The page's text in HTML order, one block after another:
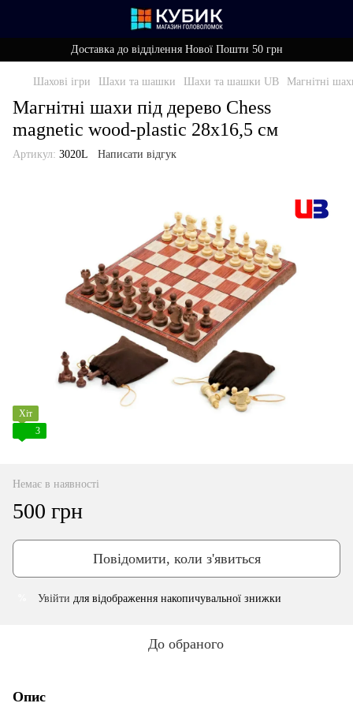
Доставка до відділення Нової Пошти 50 грн
Шахові ігри Шахи та шашки Шахи та шашки UB Магнітні
Магнітні шахи під дерево Chess
magnetic wood-plastic 28x16,5 см
Артикул: 3020L Написати відгук
Хіт
3
Немає в наявності
500 грн
Повідомити, коли з'явиться
Увійти для відображення накопичувальної знижки
До обраного
Опис